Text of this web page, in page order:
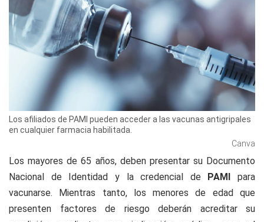
Los afiliados de PAMI pueden acceder a las vacunas antigripales
en cualquier farmacia habilitada.
Canva
Los mayores de 65 años, deben presentar su Documento
Nacional de Identidad y la credencial de PAMI para
vacunarse. Mientras tanto, los menores de edad que
presenten factores de riesgo deberán acreditar su